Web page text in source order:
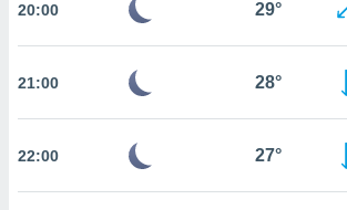
como
20:00 29°
21:00 28°
22:00 27°